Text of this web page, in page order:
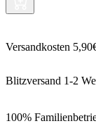
Versandkosten
Blitzversand 1-2
100%